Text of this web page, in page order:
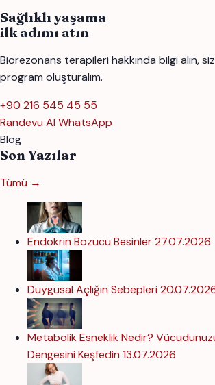
Sağlıklı yaşama
ilk adımı atın
Biorezonans terapileri hakkında bilgi alın,
program oluşturalım.
+90 216 545 45 55
Randevu Al WhatsApp
Blog
Son Yazılar
Tümü →
Endokrin Bozucu Besinler27.07.2026
Duygusal Açlığın Sebepleri
Metabolik Esneklik Nedir?
Dengesini Keşfedin 13.07.2026